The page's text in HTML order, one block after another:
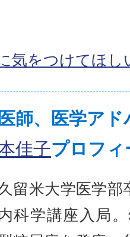
気をつけてほし
医師、医学ア
佳子プロフィ
留米大学医学部
科学講座入局